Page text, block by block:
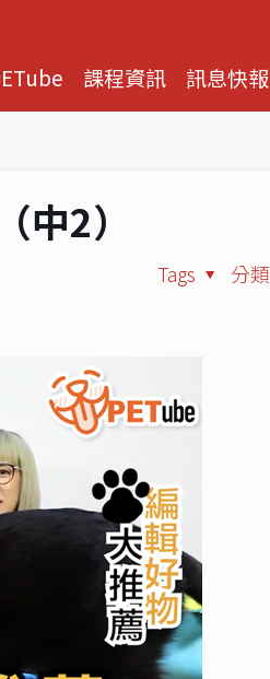
課程資訊 訊息快報
2）
分類
Tags